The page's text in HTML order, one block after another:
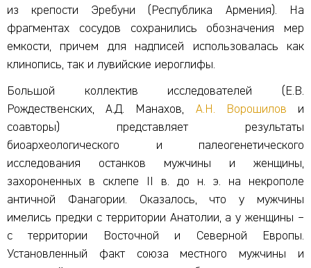
из крепости Эребуни (Республика Армения). На
фрагментах сосудов сохранились обозначения мер
емкости, причем для надписей использовалась как
клинопись, так и лувийские иероглифы.
Большой коллектив исследователей (Е.В.
Рождественских, А.Д. Манахов, А.Н. Ворошилов и
соавторы) представляет результаты
биоархеологического и палеогенетического
исследования останков мужчины и женщины,
захороненных в склепе II в. до н. э. на некрополе
античной Фанагории. Оказалось, что у мужчины
имелись предки с территории Анатолии, а у женщины –
с территории Восточной и Северной Европы.
Установленный факт союза местного мужчины и